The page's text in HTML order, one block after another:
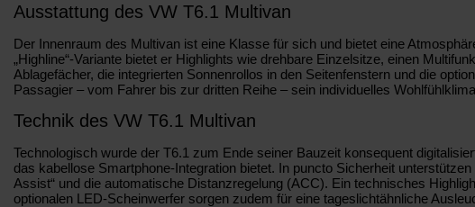
Ausstattung des VW T6.1 Multivan
Der Innenraum des Multivan ist eine Klasse für sich und bietet eine
„Highline“-Variante bietet er Highlights wie drehbare Einzelsitze, einen
Ablagefächer, die integrierten Sonnenrollos in den Seitenfenstern und die
Passagier – vom Fahrer bis zur dritten Reihe – sein individuelles
Technik des VW T6.1 Multivan
Technologisch wurde der T6.1 zum Ende seiner Bauzeit konsequent
das kabellose Smartphone-Integration bietet. In puncto Sicherheit
Assist“ und die automatische Distanzregelung (ACC). Ein technisches
optionalen LED-Scheinwerfer sorgen zudem für eine tageslichtähnliche